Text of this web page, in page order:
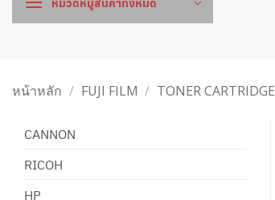
หน้าหลัก / FUJI FILM / TONER CARTRIDGE
CANNON
RICOH
HP